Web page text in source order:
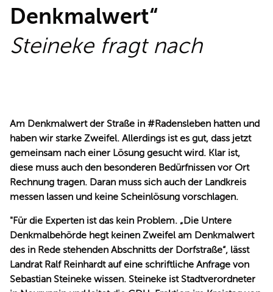
Denkmalwert“
Steineke fragt nach
Am Denkmalwert der Straße in #Radensleben hatten und
haben wir starke Zweifel. Allerdings ist es gut, dass jetzt
gemeinsam nach einer Lösung gesucht wird. Klar ist,
diese muss auch den besonderen Bedürfnissen vor Ort
Rechnung tragen. Daran muss sich auch der Landkreis
messen lassen und keine Scheinlösung vorschlagen.
"Für die Experten ist das kein Problem. „Die Untere
Denkmalbehörde hegt keinen Zweifel am Denkmalwert
des in Rede stehenden Abschnitts der Dorfstraße“, lässt
Landrat Ralf Reinhardt auf eine schriftliche Anfrage von
Sebastian Steineke wissen. Steineke ist Stadtverordneter